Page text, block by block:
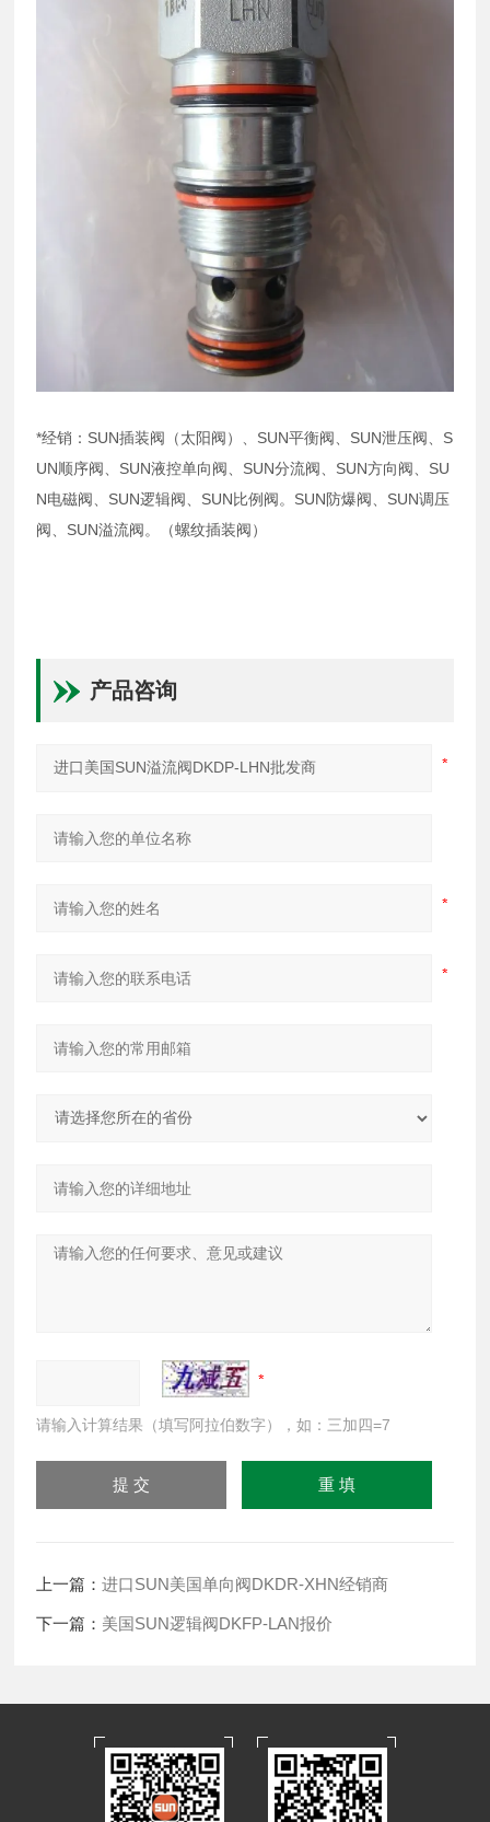
*经销：SUN插装阀（太阳阀）、SUN平衡阀、SUN泄压阀、S
UN顺序阀、SUN液控单向阀、SUN分流阀、SUN方向阀、SU
N电磁阀、SUN逻辑阀、SUN比例阀。SUN防爆阀、SUN调压
阀、SUN溢流阀。（螺纹插装阀）
产品咨询
请输入计算结果（填写阿拉伯数字），如：三加四=7
上一篇：进口SUN美国单向阀DKDR-XHN经销商
下一篇： 美国SUN逻辑阀DKFP-LAN报价